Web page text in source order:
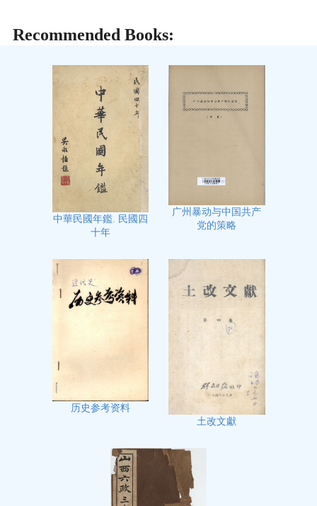
Recommended Books:
中華民國年鑑. 民國四
十年
广州暴动与中国共产
党的策略
历史参考资料
土改文獻